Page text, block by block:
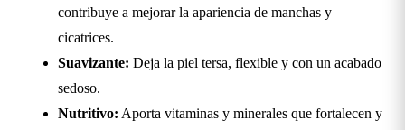
contribuye a mejorar la apariencia de manchas y
cicatrices.
Suavizante: Deja la piel tersa, flexible y con un acabado
sedoso.
Nutritivo: Aporta vitaminas y minerales que fortalecen y